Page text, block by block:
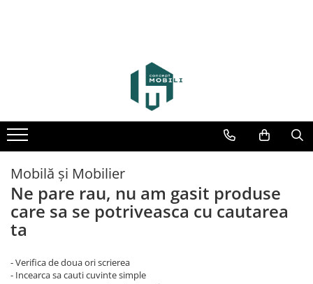
Mobilă și Mobilier
Ne pare rau, nu am gasit produse
care sa se potriveasca cu cautarea
ta
- Verifica de doua ori scrierea
- Incearca sa cauti cuvinte simple